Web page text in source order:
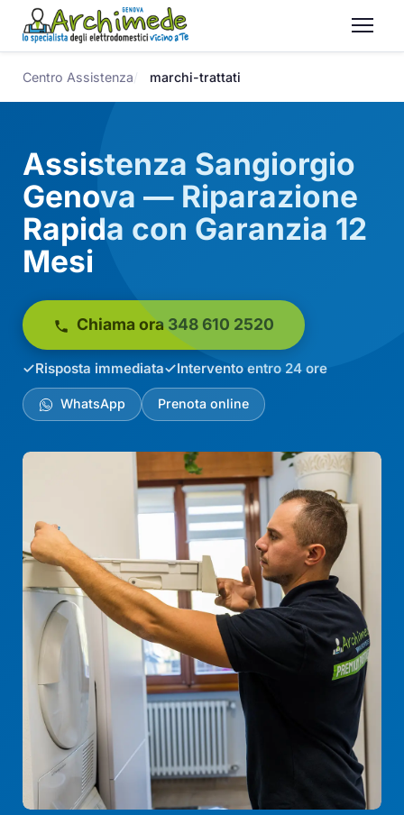
Centro Assistenza marchi-trattati
Assistenza Sangiorgio
Genova — Riparazione
Rapida con Garanzia 12
Mesi
Chiama ora 348 610 2520
Risposta immediata Intervento entro 24 ore
WhatsApp Prenota online